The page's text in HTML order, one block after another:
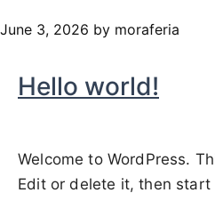
June 3, 2026 by moraferia
Hello world!
Welcome to WordPress.
Edit or delete it, then start